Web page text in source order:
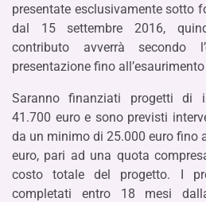
presentate esclusivamente sotto
dal 15 settembre 2016,
contributo avverrà secondo
presentazione fino
Saranno finanziati progetti di
41.700 euro e sono previsti
da un minimo di 25.000 euro fino
euro, pari ad una quota
costo totale del progetto. I
completati entro 18 mesi